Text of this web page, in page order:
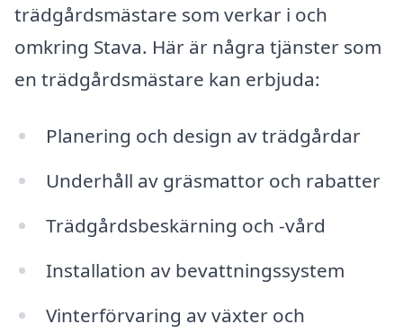
trädgårdsmästare som verkar i och
omkring Stava. Här är några tjänster som
en trädgårdsmästare kan erbjuda:
Planering och design av trädgårdar
Underhåll av gräsmattor och rabatter
Trädgårdsbeskärning och -vård
Installation av bevattningssystem
Vinterförvaring av växter och